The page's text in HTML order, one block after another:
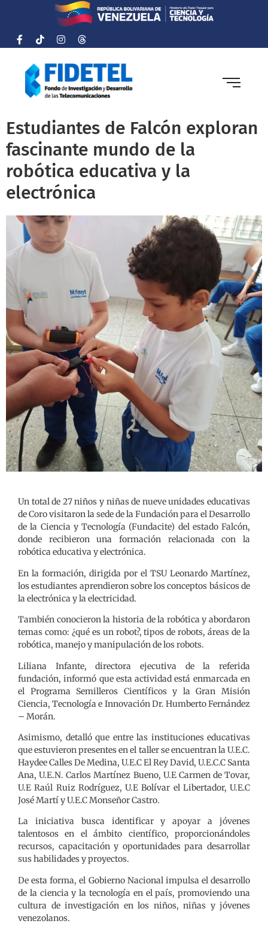
Estudiantes de Falcón exploran
fascinante mundo de la
robótica educativa y la
electrónica
Un total de 27 niños y niñas de nueve unidades educativas
de Coro visitaron la sede de la Fundación para el Desarrollo
de la Ciencia y Tecnología (Fundacite) del estado Falcón,
donde recibieron una formación relacionada con la
robótica educativa y electrónica.
En la formación, dirigida por el TSU Leonardo Martínez,
los estudiantes aprendieron sobre los conceptos básicos de
la electrónica y la electricidad.
También conocieron la historia de la robótica y abordaron
temas como: ¿qué es un robot?, tipos de robots, áreas de la
robótica, manejo y manipulación de los robots.
Liliana Infante, directora ejecutiva de la referida
fundación, informó que esta actividad está enmarcada en
el Programa Semilleros Científicos y la Gran Misión
Ciencia, Tecnología e Innovación Dr. Humberto Fernández
– Morán.
Asimismo, detalló que entre las instituciones educativas
que estuvieron presentes en el taller se encuentran la U.E.C.
Haydee Calles De Medina, U.E.C El Rey David, U.E.C.C Santa
Ana, U.E.N. Carlos Martínez Bueno, U.E Carmen de Tovar,
U.E Raúl Ruiz Rodríguez, U.E Bolívar el Libertador, U.E.C
José Martí y U.E.C Monseñor Castro.
La iniciativa busca identificar y apoyar a jóvenes
talentosos en el ámbito científico, proporcionándoles
recursos, capacitación y oportunidades para desarrollar
sus habilidades y proyectos.
De esta forma, el Gobierno Nacional impulsa el desarrollo
de la ciencia y la tecnología en el país, promoviendo una
cultura de investigación en los niños, niñas y jóvenes
venezolanos.